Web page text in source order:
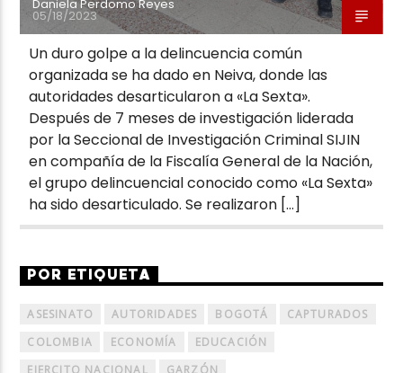
Daniela Perdomo Reyes
05/18/2023
Un duro golpe a la delincuencia común
organizada se ha dado en Neiva, donde las
autoridades desarticularon a «La Sexta».
Después de 7 meses de investigación liderada
por la Seccional de Investigación Criminal SIJIN
en compañía de la Fiscalía General de la Nación,
el grupo delincuencial conocido como «La Sexta»
ha sido desarticulado. Se realizaron […]
POR ETIQUETA
ASESINATO AUTORIDADES BOGOTÁ
CAPTURADOS
COLOMBIA
ECONOMÍA
EDUCACIÓN